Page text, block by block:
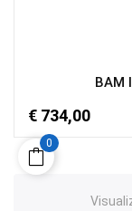
BAM
€ 734,00
0